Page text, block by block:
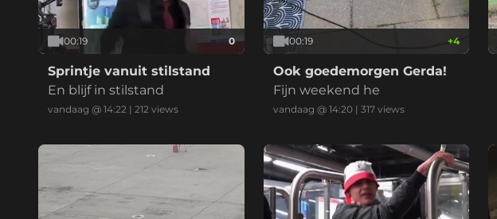
00:19 0
Sprintje vanuit stilstand
En blijf in stilstand
vandaag @ 14:22 | 212 views
00:19 +4
Ook goedemorgen Gerda!
Fijn weekend he
vandaag @ 14:20| 317views